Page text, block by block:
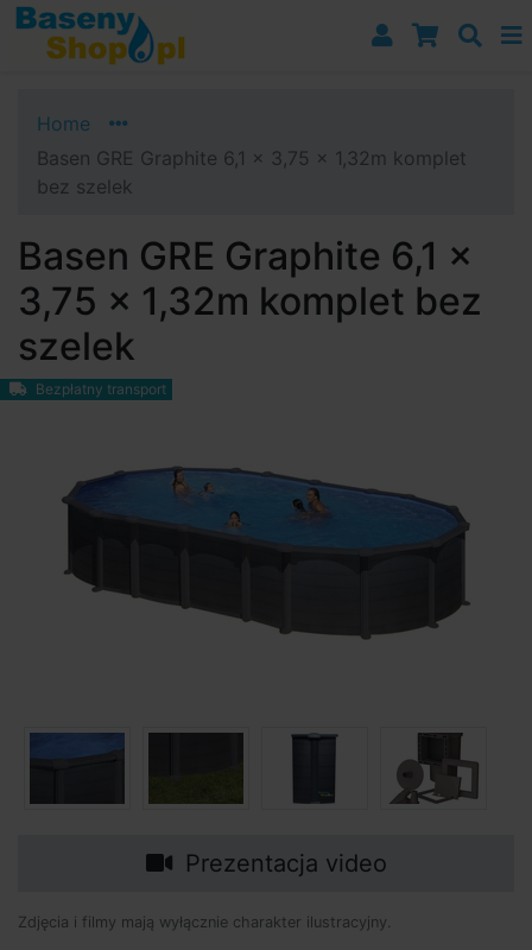
Przejdź do nawigacji
Przejdź do treści
Przejdź do paska bocznego
Home
Basen GRE Graphite 6,1 x 3,75 x 1,32m komplet
bez szelek
Basen GRE Graphite 6,1 x
3,75 x 1,32m komplet bez
szelek
Bezpłatny transport
Prezentacja video
Zdjęcia i filmy mają wyłącznie charakter ilustracyjny.